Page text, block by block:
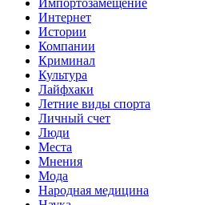
Интернет
Истории
Компании
Криминал
Культура
Лайфхаки
Летние виды спорта
Личный счет
Люди
Места
Мнения
Мода
Народная медицина